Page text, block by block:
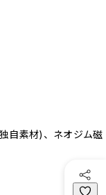
自素材)、ネオジム磁